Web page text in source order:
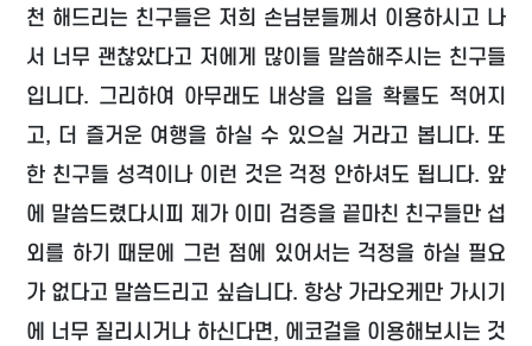
천 해드리는 친구들은 저희 손님분들께서 이용하시고 나
서 너무 괜찮았다고 저에게 많이들 말씀해주시는 친구들
입니다. 그리하여 아무래도 내상을 입을 확률도 적어지
고, 더 즐거운 여행을 하실 수 있으실 거라고 봅니다. 또
한 친구들 성격이나 이런 것은 걱정 안하셔도 됩니다. 앞
에 말씀드렸다시피 제가 이미 검증을 끝마친 친구들만 섭
외를 하기 때문에 그런 점에 있어서는 걱정을 하실 필요
가 없다고 말씀드리고 싶습니다. 항상 가라오케만 가시기
에 너무 질리시거나 하신다면, 에코걸을 이용해보시는 것